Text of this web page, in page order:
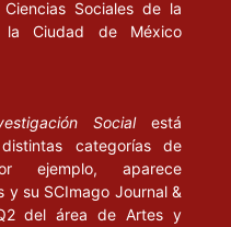
Sociales de la
la Ciudad de México
Socialestá
categorías de
ejemplo, aparece
su SCImago Journal &
del área de Artes y